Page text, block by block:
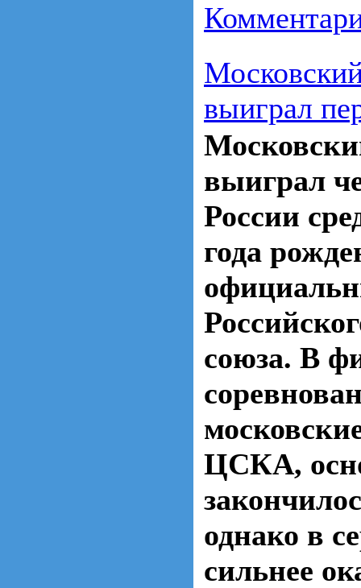
выиграл
выиграл
России
года
союза. В
ЦСКА,
однако в
сильнее